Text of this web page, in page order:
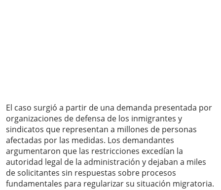
El caso surgió a partir de una demanda presentada por
organizaciones de defensa de los inmigrantes y
sindicatos que representan a millones de personas
afectadas por las medidas. Los demandantes
argumentaron que las restricciones excedían la
autoridad legal de la administración y dejaban a miles
de solicitantes sin respuestas sobre procesos
fundamentales para regularizar su situación migratoria.